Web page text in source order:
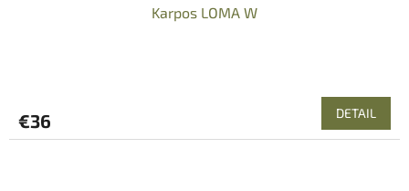
Karpos LOMA W
€36 DETAIL